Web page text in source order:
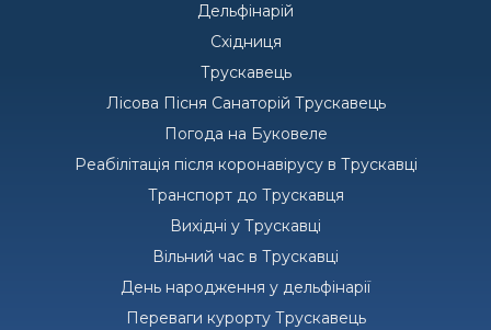
Дельфінарій
Східниця
Трускавець
Лісова Пісня Санаторій Трускавець
Погода на Буковеле
Реабілітація після коронавірусу в Трускавці
Транспорт до Трускавця
Вихідні у Трускавці
Вільний час в Трускавці
День народження у дельфінарії
Переваги курорту Трускавець